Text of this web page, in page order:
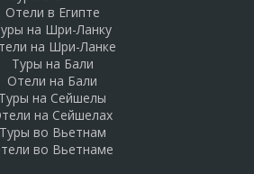
Отели в Египте
на Шри-Ланку
на Шри-Ланке
Туры на Бали
Отели на Бали
Туры на Сейшелы
на Сейшелах
Туры во Вьетнам
во Вьетнаме